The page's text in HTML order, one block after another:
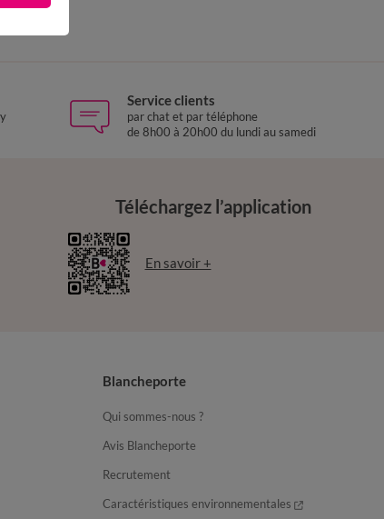
Service clients
par chat et par téléphone
de 8h00 à 20h00 du lundi au samedi
Téléchargez l’application
En savoir +
Blancheporte
Qui sommes-nous ?
Avis Blancheporte
Recrutement
Caractéristiques environnementales